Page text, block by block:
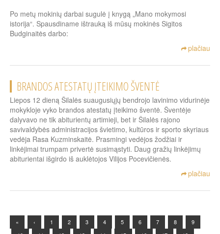
Po metų mokinių darbai sugulė į knygą „Mano mokymosi
istorija“. Spausdiname ištrauką iš mūsų mokinės Sigitos
Budginaitės darbo:
plačiau
BRANDOS ATESTATŲ ĮTEIKIMO ŠVENTĖ
Liepos 12 dieną Šilalės suaugusiųjų bendrojo lavinimo vidurinėje
mokykloje vyko brandos atestatų įteikimo šventė. Šventėje
dalyvavo ne tik abiturientų artimieji, bet ir Šilalės rajono
savivaldybės administracijos švietimo, kultūros ir sporto skyriaus
vedėja Rasa Kuzminskaitė. Prasmingi vedėjos žodžiai ir
linkėjimai trumpam privertė susimąstyti. Daug gražių linkėjimų
abiturientai išgirdo iš auklėtojos Vilijos Pocevičienės.
plačiau
« ‹ 1 2 3 4 5 6 7 8
9